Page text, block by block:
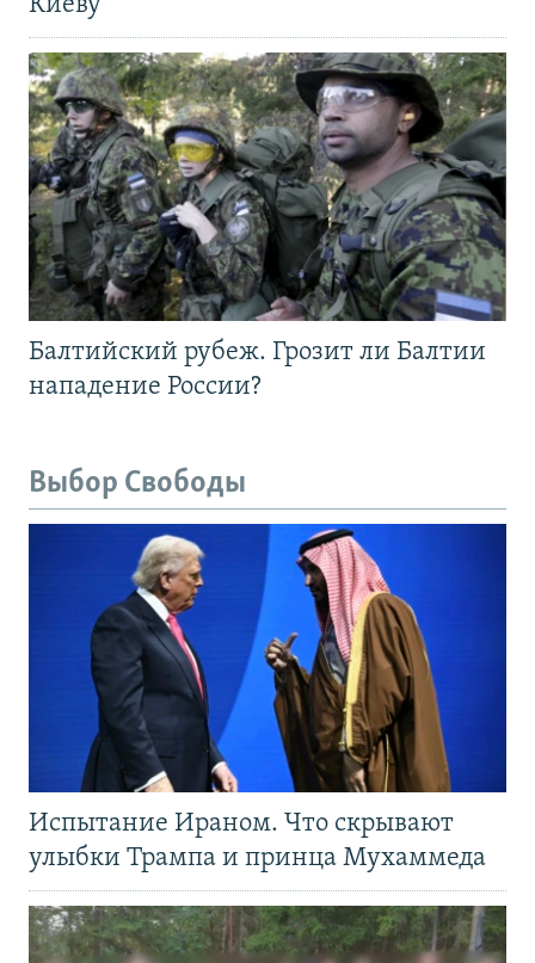
Балтийский рубеж. Грозит ли Балтии
нападение России?
Выбор Свободы
Испытание Ираном. Что скрывают
улыбки Трампа и принца Мухаммеда